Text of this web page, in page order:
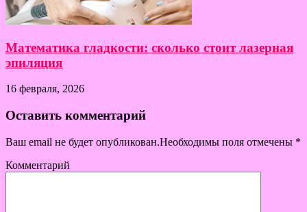
Математика гладкости: сколько стоит лазерная
эпиляция
16 февраля, 2026
Оставить комментарий
Ваш email не будет опубликован.Необходимы поля отмечены *
Комментарий